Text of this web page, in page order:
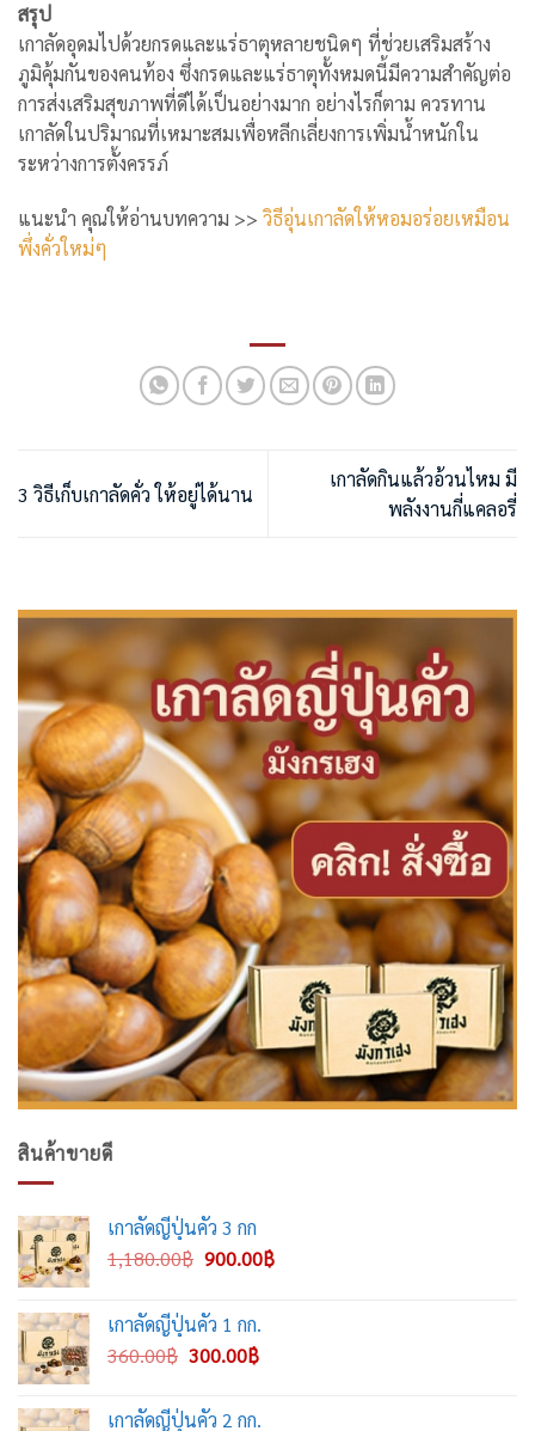
สรุป
เกาลัดอุดมไปด้วยกรดและแร่ธาตุหลายชนิดๆ ที่ช่วยเสริมสร้าง
ภูมิคุ้มกันของคนท้อง ซึ่งกรดและแร่ธาตุทั้งหมดนี้มีความสำคัญต่อ
การส่งเสริมสุขภาพที่ดีได้เป็นอย่างมาก อย่างไรก็ตาม ควรทาน
เกาลัดในปริมาณที่เหมาะสมเพื่อหลีกเลี่ยงการเพิ่มน้ำหนักใน
ระหว่างการตั้งครรภ์
แนะนำ คุณให้อ่านบทความ >> วิธีอุ่นเกาลัดให้หอมอร่อยเหมือน
พึ่งคั่วใหม่ๆ
3 วิธีเก็บเกาลัดคั่ว ให้อยู่ได้นาน
เกาลัดกินแล้วอ้วนไหม มี
พลังงานกี่แคลอรี่
สินค้าขายดี
เกาลัดญี่ปุ่นคั่ว 3 กก
1,180.00฿ Original
was:
1,180.00฿.
900.00฿Current
เกาลัดญี่ปุ่นคั่ว 1 กก.
360.00฿ Original
was:
300.00฿Current
เกาลัดญี่ปุ่นคั่ว 2 กก.